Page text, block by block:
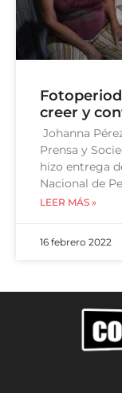
creer y
Johanna
Prensa y
hizo entrega
Nacional de
LEER MÁS »
16 febrero 2022